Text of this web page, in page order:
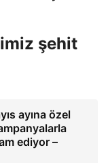
şehit
ayına özel
ediyor –